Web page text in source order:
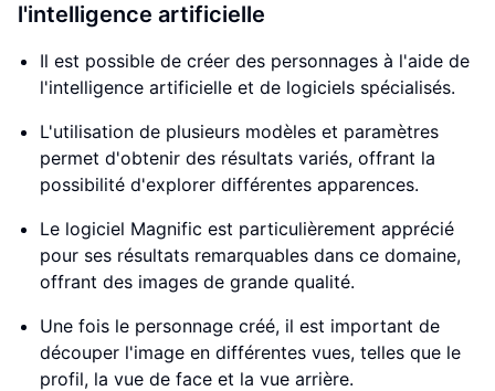
l'intelligence artificielle
Il est possible de créer des personnages à l'aide de
l'intelligence artificielle et de logiciels spécialisés.
L'utilisation de plusieurs modèles et paramètres
permet d'obtenir des résultats variés, offrant la
possibilité d'explorer différentes apparences.
Le logiciel Magnific est particulièrement apprécié
pour ses résultats remarquables dans ce domaine,
offrant des images de grande qualité.
Une fois le personnage créé, il est important de
découper l'image en différentes vues, telles que le
profil, la vue de face et la vue arrière.